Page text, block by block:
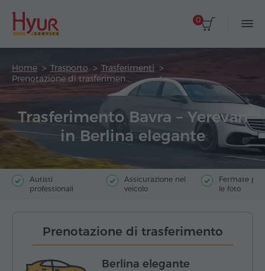
0
Home Trasporto
Trasferimenti
Prenotazione di trasferimento
Trasferimento Bavra – Yerevan
in Berlina elegante
Autisti
professionali
Assicurazione nel
veicolo
Fermate
le foto
Prenotazione di trasferimento
Berlina elegante